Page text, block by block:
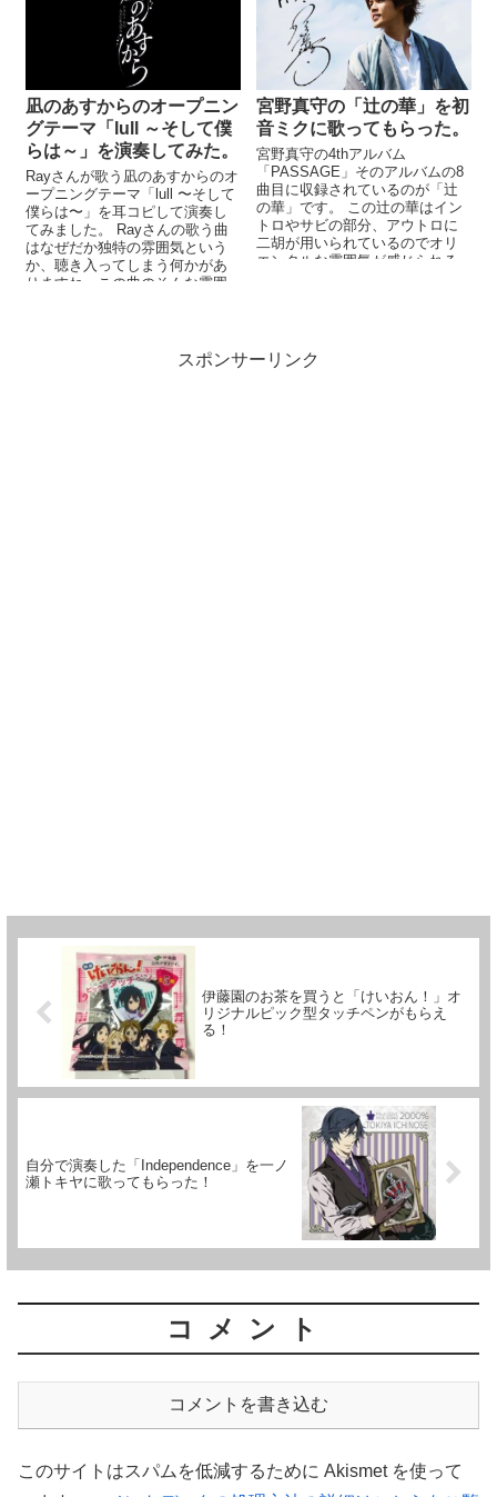
凪のあすからのオープニン
グテーマ「lull ～そして僕
らは～」を演奏してみた。
Rayさんが歌う凪のあすからのオ
ープニングテーマ「lull 〜そして
僕らは〜」を耳コピして演奏し
てみました。 Rayさんの歌う曲
はなぜだか独特の雰囲気という
か、聴き入ってしまう何かがあ
りますね。この曲のそんな雰囲
宮野真守の「辻の華」を初
音ミクに歌ってもらった。
宮野真守の4thアルバム
「PASSAGE」そのアルバムの8
曲目に収録されているのが「辻
の華」です。 この辻の華はイン
トロやサビの部分、アウトロに
二胡が用いられているのでオリ
エンタルな雰囲気が感じられる
スポンサーリンク
伊藤園のお茶を買うと「けいおん！」オ
リジナルピック型タッチペンがもらえ
る！
自分で演奏した「Independence」を一ノ
瀬トキヤに歌ってもらった！
コメント
コメントを書き込む
このサイトはスパムを低減するために Akismet を使って